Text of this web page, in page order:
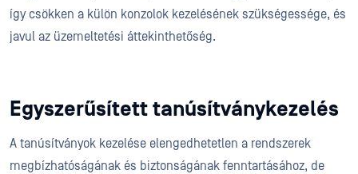
így csökken a külön konzolok kezelésének szükségessége, és
javul az üzemeltetési áttekinthetőség.
Egyszerűsített tanúsítványkezelés
A tanúsítványok kezelése elengedhetetlen a rendszerek
megbízhatóságának és biztonságának fenntartásához, de